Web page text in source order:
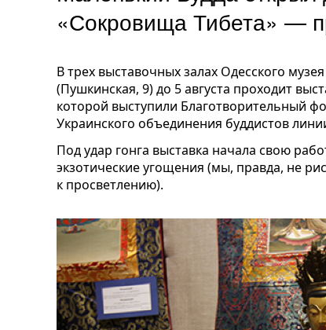
«Сокровища Тибета» —
В трех выставочных залах Одесского
(Пушкинская, 9) до 5 августа проходит
которой выступили Благотворительный
Украинского объединения буддистов
Под удар гонга выставка начала свою
экзотические угощения (мы, правда, не
к просветлению).